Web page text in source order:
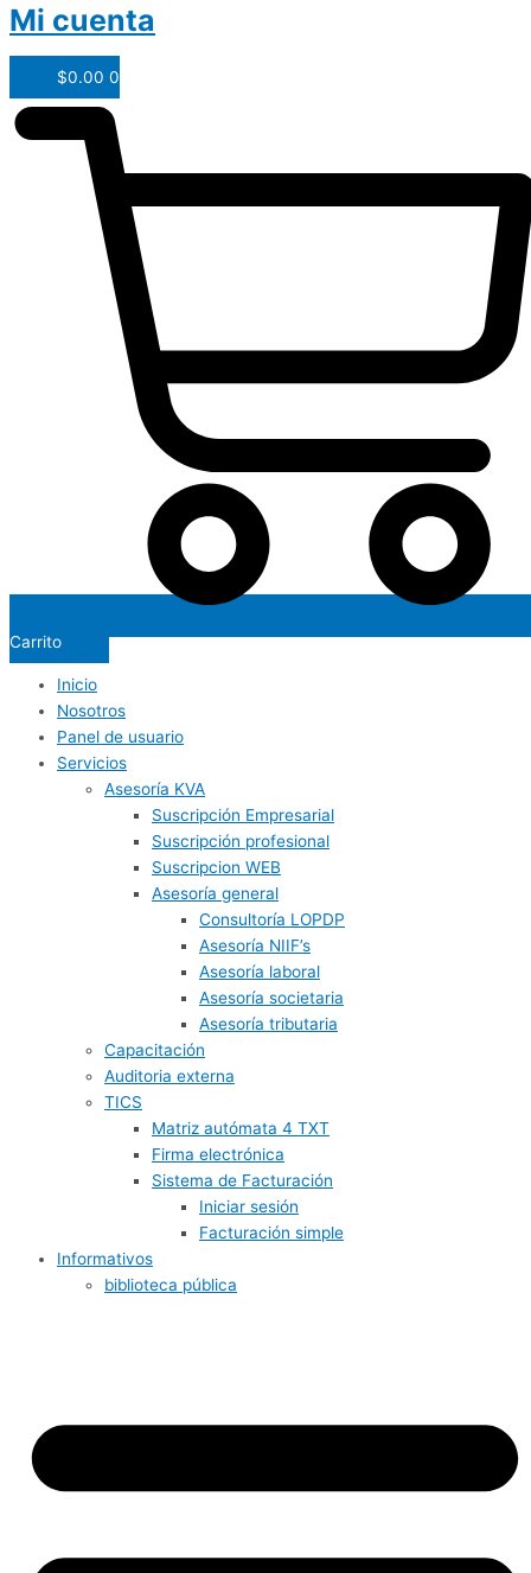
Mi cuenta
$0.00 0
Carrito
Inicio
Nosotros
Panel de usuario
Servicios
Asesoría KVA
Suscripción Empresarial
Suscripción profesional
Suscripcion WEB
Asesoría general
Consultoría LOPDP
Asesoría NIIF’s
Asesoría laboral
Asesoría societaria
Asesoría tributaria
Capacitación
Auditoria externa
TICS
Matriz autómata 4 TXT
Firma electrónica
Sistema de Facturación
Iniciar sesión
Facturación simple
Informativos
biblioteca pública